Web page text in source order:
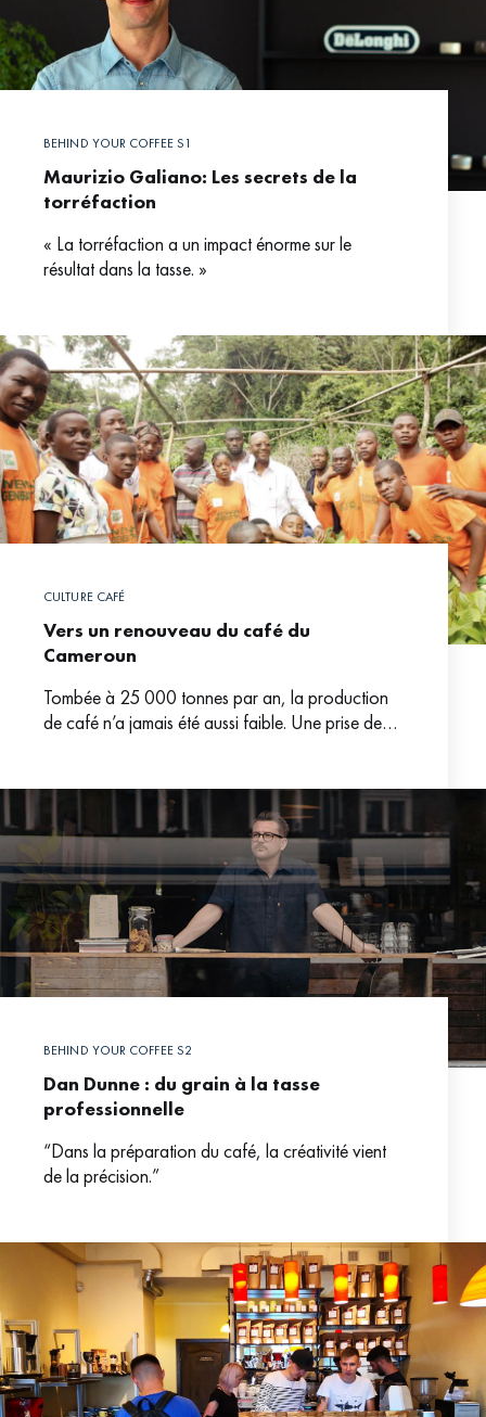
BEHIND YOUR COFFEE S1
Maurizio Galiano: Les secrets de la
torréfaction
« La torréfaction a un impact énorme sur le
résultat dans la tasse. »
CULTURE CAFÉ
Vers un renouveau du café du
Cameroun
Tombée à 25 000 tonnes par an, la production
de café n’a jamais été aussi faible. Une prise de
BEHIND YOUR COFFEE S2
Dan Dunne : du grain à la tasse
professionnelle
“Dans la préparation du café, la créativité vient
de la précision.”